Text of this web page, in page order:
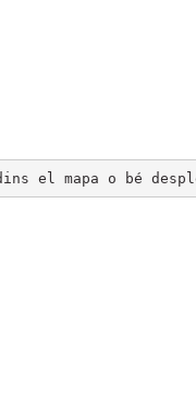
el mapa o bé